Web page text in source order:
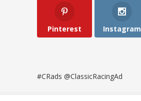
Pinterest Instagram
#CRads @ClassicRacingAd